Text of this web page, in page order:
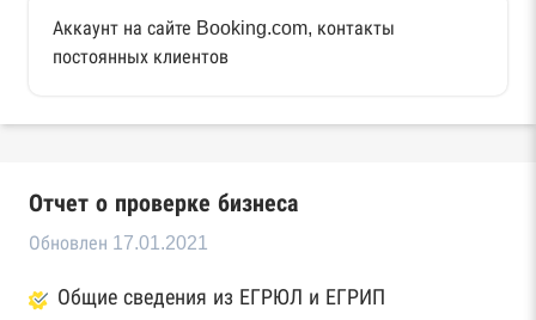
Аккаунт на сайте Booking.com, контакты
постоянных клиентов
Отчет о проверке бизнеса
Обновлен 17.01.2021
Общие сведения из ЕГРЮЛ и ЕГРИП